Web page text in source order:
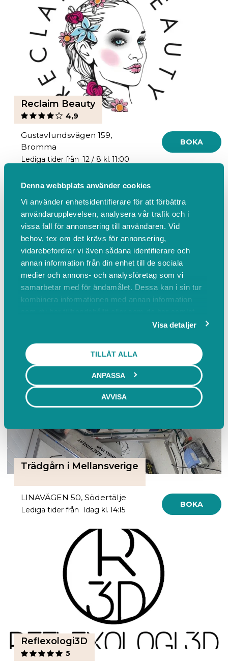
Denna webbplats använder cookies
Vi använder enhetsidentifierare för att förbättra
användarupplevelsen, analysera vår trafik och i
vissa fall för annonsering till användaren. Vid
behov, tex om det krävs för annonsering,
vidarebefordrar vi även sådana identifierare och
annan information från din enhet till de sociala
medier och annons- och analysföretag som vi
samarbetar med för ändamålet. Dessa kan i sin tur
kombinera informationen med annan information
Visa detaljer
TILLÅT ALLA
ANPASSA
AVVISA
Reclaim Beauty
4,9
Gustavlundsvägen 159,
Bromma
Lediga tider från 12 / 8 kl. 11:00
BOKA
Ung Zon
5
BOKA
Trädgårn i Mellansverige
LINAVÄGEN 50, Södertälje
Lediga tider från Idag kl. 14:15
BOKA
Reflexologi3D
5